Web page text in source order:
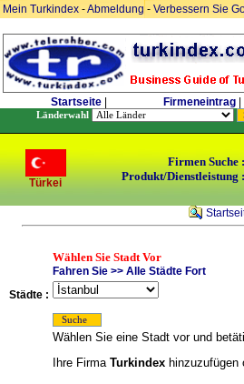
Mein Turkindex -Abmeldung- Verbessern Sie
Startseite Firmeneintrag
Länderwahl
Türkei
Firmen Suche :
Produkt/Dienstleistung :
Wählen Sie Stadt Vor
Fahren Sie >> Alle Städte Fort
Städte :
Wählen Sie eine Stadt vor und
Ihre Firma Turkindex